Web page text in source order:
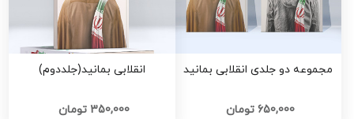
مجموعه دو جلدی انقلابی بمانید
650,000 تومان
انقلابی بمانید(جلددوم)
350,000 تومان